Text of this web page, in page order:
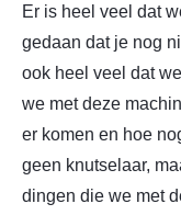
Er is heel veel dat
gedaan dat je nog
ook heel veel dat
we met deze
er komen en hoe
geen knutselaar,
dingen die we met